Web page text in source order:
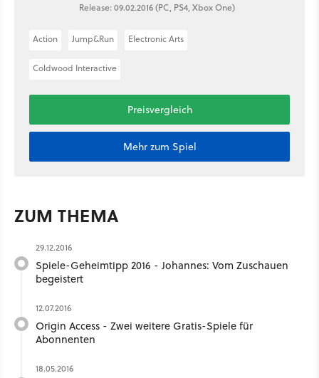
Release: 09.02.2016 (PC, PS4, Xbox One)
Action Jump&Run Electronic Arts
Coldwood Interactive
Preisvergleich
Mehr zum Spiel
ZUM THEMA
29.12.2016
Spiele-Geheimtipp 2016 - Johannes: Vom Zuschauen
begeistert
12.07.2016
Origin Access - Zwei weitere Gratis-Spiele für
Abonnenten
18.05.2016